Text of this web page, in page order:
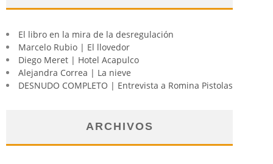
El libro en la mira de la desregulación
Marcelo Rubio | El llovedor
Diego Meret | Hotel Acapulco
Alejandra Correa | La nieve
DESNUDO COMPLETO | Entrevista a Romina Pistolas
ARCHIVOS